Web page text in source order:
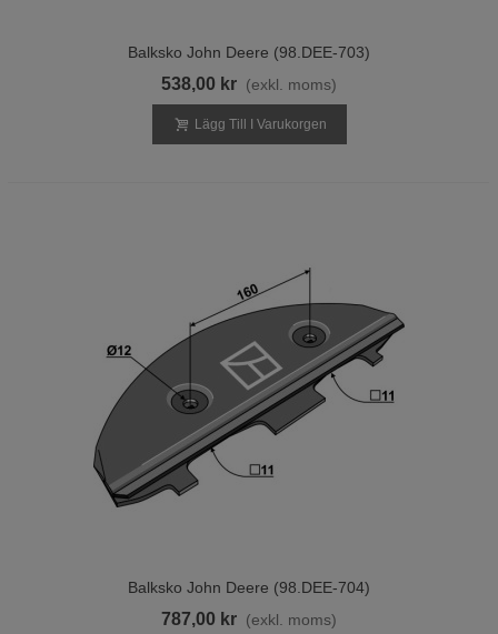
Balksko John Deere (98.DEE-703)
538,00 kr (exkl. moms)
Lägg Till I Varukorgen
Balksko John Deere (98.DEE-704)
787,00 kr (exkl. moms)